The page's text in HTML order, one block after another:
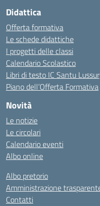
Didattica
Offerta formativa
Le schede didattiche
I progetti delle classi
Calendario Scolastico
Libri di testo IC Santu
Piano dell’Offerta Formativa
Novità
Le notizie
Le circolari
Calendario eventi
Albo online
Albo pretorio
Amministrazione
Contatti